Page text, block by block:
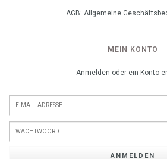
AGB: Allgemeine
MEIN KONTO
Anmelden oder ein Konto
ANMELDEN